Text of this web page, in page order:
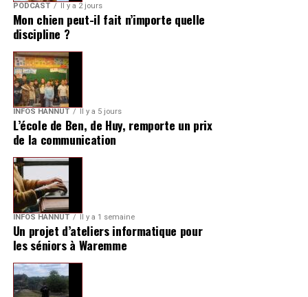
PODCAST Il y a 2 jours
Mon chien peut-il fait n’importe quelle
discipline ?
INFOS HANNUT Il y a 5 jours
L’école de Ben, de Huy, remporte un prix
de la communication
INFOS HANNUT Il y a 1 semaine
Un projet d’ateliers informatique pour
les séniors à Waremme